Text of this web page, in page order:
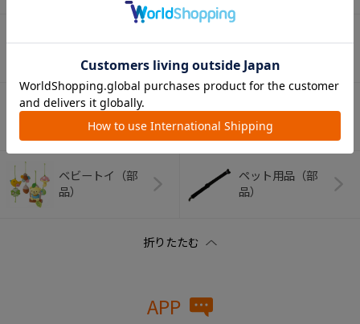
ベビーふとん（部
バス・トイレグッ
哺乳びん・マグ関
連（部品）
ベビー食器（部
品）
ベビートイ（部
品）
ペット用品（部
品）
APP